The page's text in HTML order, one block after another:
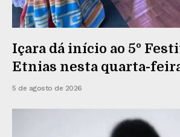
Içara dá início ao 5º
Etnias nesta quarta-
5 de agosto de 2026